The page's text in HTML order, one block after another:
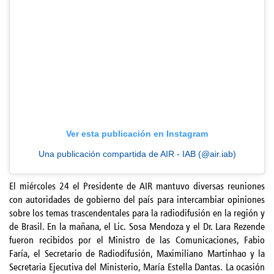
Ver esta publicación en Instagram
Una publicación compartida de AIR - IAB (@air.iab)
El miércoles 24 el Presidente de AIR mantuvo diversas reuniones
con autoridades de gobierno del país para intercambiar opiniones
sobre los temas trascendentales para la radiodifusión en la región y
de Brasil. En la mañana, el Lic. Sosa Mendoza y el Dr. Lara Rezende
fueron recibidos por el Ministro de las Comunicaciones, Fabio
Faría, el Secretario de Radiodifusión, Maximiliano Martinhao y la
Secretaria Ejecutiva del Ministerio, María Estella Dantas. La ocasión